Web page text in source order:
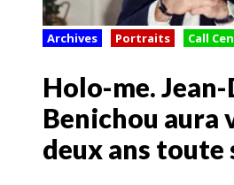
Archives Portraits Call
Holo-me.
Benichou aura
deux ans toute